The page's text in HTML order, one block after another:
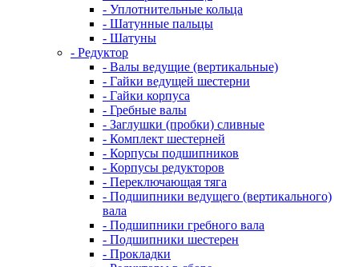
- Уплотнительные кольца
- Шатунные пальцы
- Шатуны
- Редуктор
- Валы ведущие (вертикальные)
- Гайки ведущей шестерни
- Гайки корпуса
- Гребные валы
- Заглушки (пробки) сливные
- Комплект шестерней
- Корпусы подшипников
- Корпусы редукторов
- Переключающая тяга
- Подшипники ведущего (вертикального)
вала
- Подшипники гребного вала
- Подшипники шестерен
- Прокладки